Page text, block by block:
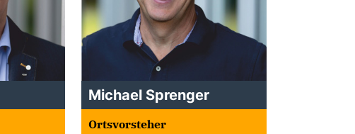
Michael Sprenger
Ortsvorsteher